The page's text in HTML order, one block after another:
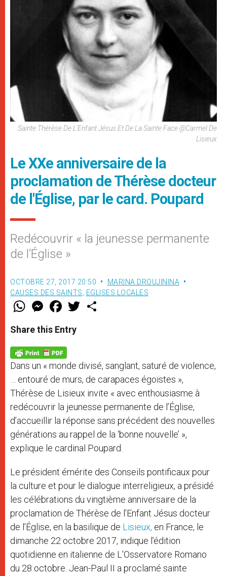
Sainte Thérèse De L'Enfant Jésus Et De La Sainte Face @Carmel De
Lisieux
Le XXe anniversaire de la
proclamation de Thérèse docteur
de l'Église, par le card. Poupard
Redécouvrir « la jeunesse permanente
de l’Église »
OCTOBRE 27, 2017 20:50
MARINA DROUJININA
CAUSES DES SAINTS, EGLISES LOCALES
W
t
s
p
p
M
e
s
e
g
e
r
F
a
e
b
o
k
w
Share this Entry
Dans un « monde divisé, sanglant, saturé de violence,
… entouré de murs, de carapaces égoïstes »,
Thérèse de Lisieux invite « avec enthousiasme à
redécouvrir la jeunesse permanente de l’Église,
d’accueillir la réponse sans précédent des nouvelles
générations au rappel de la ‘bonne nouvelle’ »,
explique le cardinal Poupard.
Le président émérite des Conseils pontificaux pour
la culture et pour le dialogue interreligieux, a présidé
les célébrations du vingtième anniversaire de la
proclamation de Thérèse de l’Enfant Jésus docteur
de l’Église, en la basilique de Lisieux, en France, le
dimanche 22 octobre 2017, indique l’édition
quotidienne en italienne de L’Osservatore Romano
du 28 octobre. Jean-Paul II a proclamé sainte